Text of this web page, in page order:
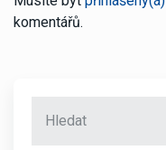
komentářů.